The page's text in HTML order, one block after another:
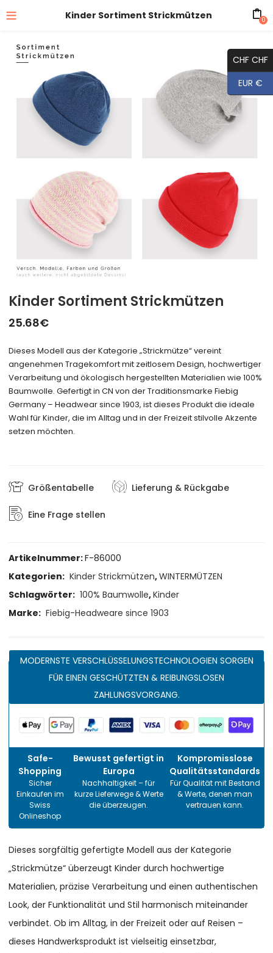
Kinder Sortiment Strickmützen 0
Kinder Sortiment Strickmützen
25.68€
Dieses Modell aus der Kategorie „Strickmütze“ vereint
angenehmen Tragekomfort mit zeitlosem Design, hochwertiger
Verarbeitung und ökologisch hergestellten Materialien wie 100%
Baumwolle. Gefertigt in CN von der Traditionsmarke Fiebig
Germany – Headwear since 1903, ist dieses Produkt die ideale
Wahl für Kinder, die im Alltag und in der Freizeit stilvolle Akzente
setzen möchten.
Größentabelle Lieferung & Rückgabe
Eine Frage stellen
Artikelnummer:F-86000
Kategorien: Kinder Strickmützen,WINTERMÜTZEN
Schlagwörter: 100% Baumwolle,Kinder
Marke: Fiebig-Headweare since 1903
MODERNSTE VERSCHLÜSSELUNGSTECHNOLOGIEN SORGEN
FÜR EINEN GESCHÜTZTEN & REIBUNGSLOSEN
ZAHLUNGSVORGANG.
Safe-
Shopping
Sicher
Einkaufen im
Swiss
Onlineshop
Bewusst gefertigt in
Europa
Nachhaltigkeit – für
kurze Lieferwege & Werte
die überzeugen.
Kompromisslose
Qualitätsstandards
Für Qualität mit Bestand
& Werte, denen man
vertrauen kann.
Dieses sorgfältig gefertigte Modell aus der Kategorie
„Strickmütze“ überzeugt Kinder durch hochwertige
Materialien, präzise Verarbeitung und einen authentischen
Look, der Funktionalität und Stil harmonisch miteinander
verbindet. Ob im Alltag, in der Freizeit oder auf Reisen –
dieses Handwerksprodukt ist vielseitig einsetzbar,
CHF CHF
EUR €